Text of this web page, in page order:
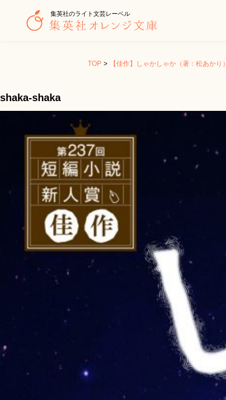
集英社のライト文芸レーベル
TOP > 【佳作】しゃかしゃか（著：松あかり）
shaka-shaka